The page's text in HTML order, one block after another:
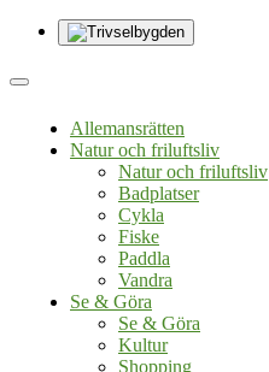
Allemansrätten
Natur och friluftsliv
Natur och friluftsliv
Badplatser
Cykla
Fiske
Paddla
Vandra
Se & Göra
Se & Göra
Kultur
Shopping